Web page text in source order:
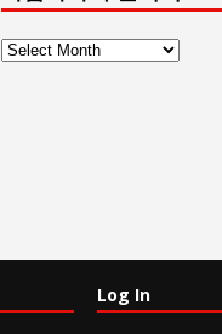
사
Log In